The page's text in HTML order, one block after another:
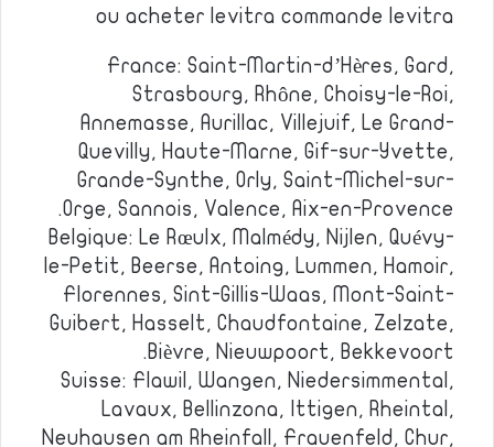
ou acheter levitra commande levitra
France: Saint-Martin-d’Hères, Gard,
Strasbourg, Rhône, Choisy-le-Roi,
Annemasse, Aurillac, Villejuif, Le Grand-
Quevilly, Haute-Marne, Gif-sur-Yvette,
Grande-Synthe, Orly, Saint-Michel-sur-
Orge, Sannois, Valence, Aix-en-Provence.
Belgique: Le Rœulx, Malmédy, Nijlen, Quévy-
le-Petit, Beerse, Antoing, Lummen, Hamoir,
Florennes, Sint-Gillis-Waas, Mont-Saint-
Guibert, Hasselt, Chaudfontaine, Zelzate,
Bièvre, Nieuwpoort, Bekkevoort.
Suisse: Flawil, Wangen, Niedersimmental,
Lavaux, Bellinzona, Ittigen, Rheintal,
Neuhausen am Rheinfall, Frauenfeld, Chur,